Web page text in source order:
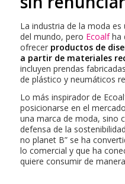
La industria de la moda
del mundo, pero Ecoalfha
ofrecer productos de
a partir de materiales
incluyen prendas
de plástico y neumáticos
Lo más inspirador de
posicionarse en el
una marca de moda, sino
defensa de la
no planet B” se ha
lo comercial y que ha
quiere consumir de